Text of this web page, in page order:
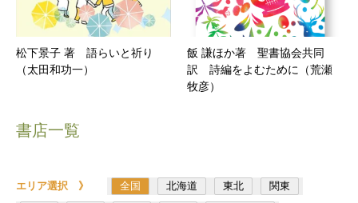
松下景子 著 語らいと祈り
（太田和功一）
飯 謙ほか著 聖書協会共同
訳 詩編をよむために（荒瀬
牧彦）
書店一覧
エリア選択 》 全国 北海道 東北
関東